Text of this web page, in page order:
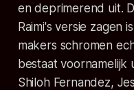
en deprimerend uit.
Raimi's versie zagen
makers schromen
bestaat voornamelijk
Shiloh Fernandez,